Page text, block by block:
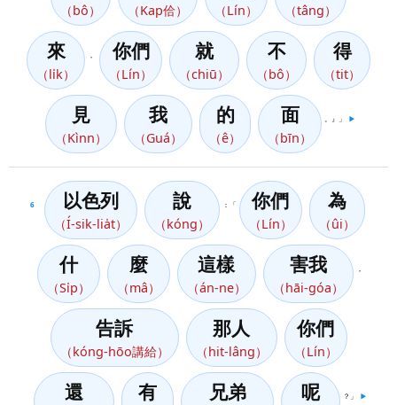
（bô） （Kap佮） （Lín） （tâng）
來
（li̍k）
你們
（Lín）
就
（chiū）
不
（bô）
得
（tit）
見
（Kìnn）
我
（Guá）
的
（ê）
面
（bīn）
。』」 ▶️
6 以色列
（Í-sik-lia̍t）
說
（kóng）
：「 你們
（Lín）
為
（ûi）
什
（Si̍p）
麼
（mâ）
這樣
（án-ne）
害我
（hāi-góa）
告訴
（kóng-hōo講給）
那人
（hit-lâng）
你們
（Lín）
還 有 兄弟 呢 ？」 ▶️